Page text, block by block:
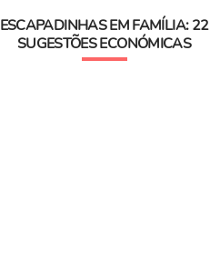
ESCAPADINHAS EM FAMÍLIA: 22
SUGESTÕES ECONÓMICAS